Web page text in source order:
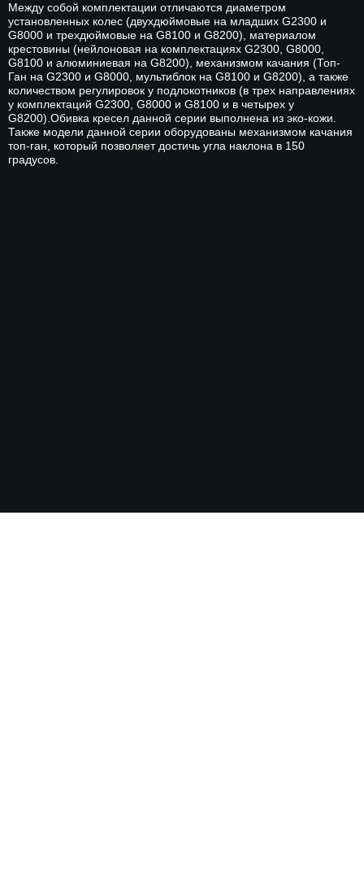
Между собой комплектации отличаются диаметром
установленных колес (двухдюймовые на младших G2300 и
G8000 и трехдюймовые на G8100 и G8200), материалом
крестовины (нейлоновая на комплектациях G2300, G8000,
G8100 и алюминиевая на G8200), механизмом качания (Топ-
Ган на G2300 и G8000, мультиблок на G8100 и G8200), а также
количеством регулировок у подлокотников (в трех направлениях
у комплектаций G2300, G8000 и G8100 и в четырех у
G8200).Обивка кресел данной серии выполнена из эко-кожи.
Также модели данной серии оборудованы механизмом качания
топ-ган, который позволяет достичь угла наклона в 150
градусов.